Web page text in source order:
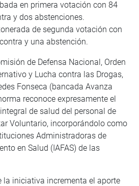
en primera votación con 84
y dos abstenciones.
de segunda votación con
y una abstención.
de Defensa Nacional, Orden
y Lucha contra las Drogas,
Fonseca (bancada Avanza
reconoce expresamente el
de salud del personal de
Voluntario, incorporándolo como
Administradoras de
en Salud (IAFAS) de las
la iniciativa incrementa el aporte